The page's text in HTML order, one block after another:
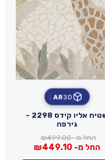
3D
AR
שטיח אליו קידס 2298 -
גירפה
החל מ- ₪499.00
החל מ- ₪449.10